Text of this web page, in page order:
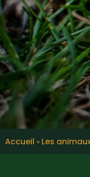
Accueil » Les